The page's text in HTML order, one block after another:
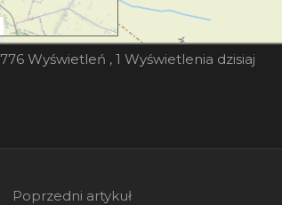
200 m
776 Wyświetleń , 1 Wyświetlenia dzisiaj
Poprzedni artykuł